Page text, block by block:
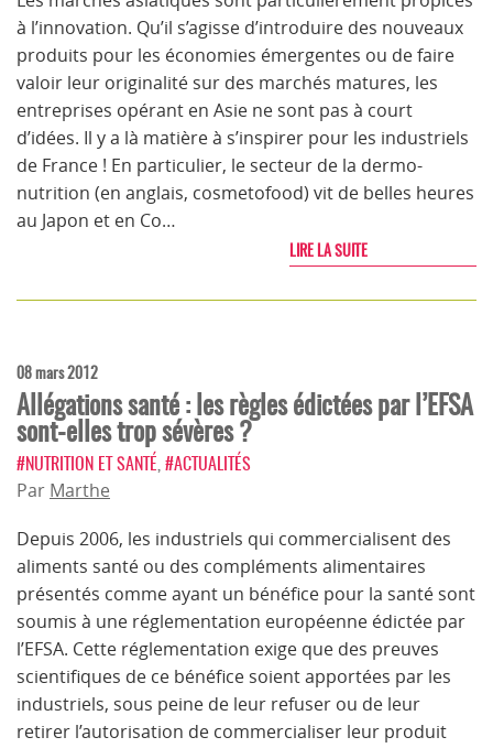
à l’innovation. Qu’il s’agisse d’introduire des nouveaux
produits pour les économies émergentes ou de faire
valoir leur originalité sur des marchés matures, les
entreprises opérant en Asie ne sont pas à court
d’idées. Il y a là matière à s’inspirer pour les industriels
de France ! En particulier, le secteur de la dermo-
nutrition (en anglais, cosmetofood) vit de belles heures
au Japon et en Co…
LIRE LA SUITE
08 mars 2012
Allégations santé : les règles édictées par l’EFSA
sont-elles trop sévères ?
#NUTRITION ET SANTÉ #ACTUALITÉS
Par Marthe
Depuis 2006, les industriels qui commercialisent des
aliments santé ou des compléments alimentaires
présentés comme ayant un bénéfice pour la santé sont
soumis à une réglementation européenne édictée par
l’EFSA. Cette réglementation exige que des preuves
scientifiques de ce bénéfice soient apportées par les
industriels, sous peine de leur refuser ou de leur
retirer l’autorisation de commercialiser leur produit